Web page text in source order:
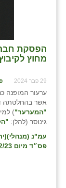
הפסקת
מחוץ
29 פבר 2024
ערעור המופנה
אשר בהחלטתה
"המערער")
גינוסר (להלן:
עמ"נ (מנהלי)(ירושלים) 5114-11-23
פס״ד מיום 11/12/23